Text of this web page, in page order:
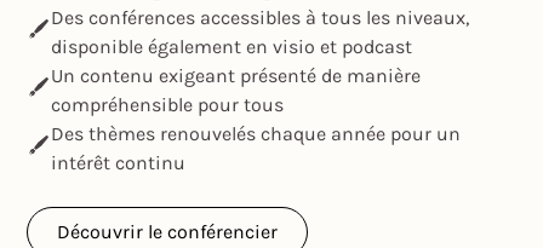
Des conférences accessibles à tous les niveaux,
disponible également en visio et podcast
Un contenu exigeant présenté de manière
compréhensible pour tous
Des thèmes renouvelés chaque année pour un
intérêt continu
Découvrir le conférencier